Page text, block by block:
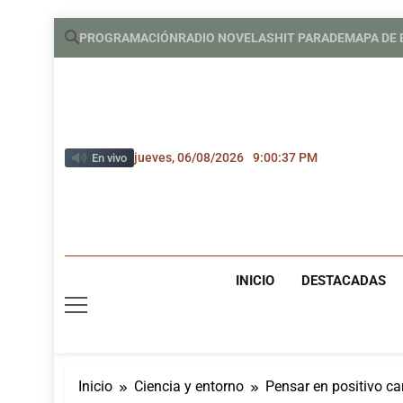
Saltar
PROGRAMACIÓNRADIO NOVELASHIT PARADEMAPA DE
En vivo jueves, 06/08/2026 9:00:38 PM
INICIO DESTACADAS
Inicio Ciencia y entorno Pensar en positivo